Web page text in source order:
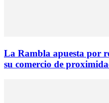
La Rambla apuesta por
su comercio de